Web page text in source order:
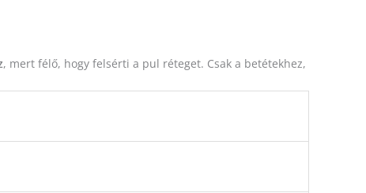
, mert félő, hogy felsérti a pul réteget. Csak a betétekhez,